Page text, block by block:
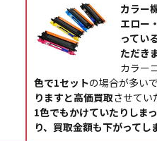
カラー
エロー
ってい
ただき
カラー
色で1セットの場合が多いで
りますと高価買取させてい
1色でもかけていたりしま
り、買取金額も下がってし